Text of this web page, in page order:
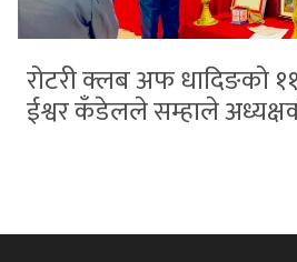
रोटरी क्लब अफ धादिङको
ईश्वर कँडेलले सम्हाले